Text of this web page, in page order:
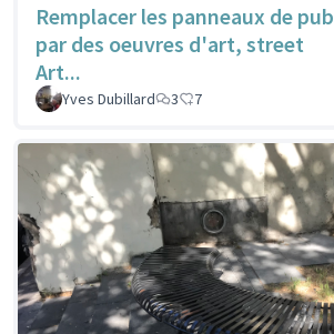
Remplacer les panneaux de pub
par des oeuvres d'art, street
Art...
Yves Dubillard 3 7